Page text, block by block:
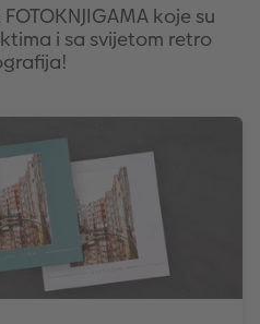
koje su
i sa svijetom retro